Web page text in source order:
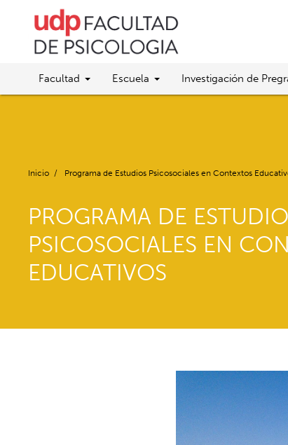
Facultad Escuela Investigación de
Inicio / Programa de Estudios Psicosociales en Contextos
PROGRAMA DE
PSICOSOCIALES EN
EDUCATIVOS